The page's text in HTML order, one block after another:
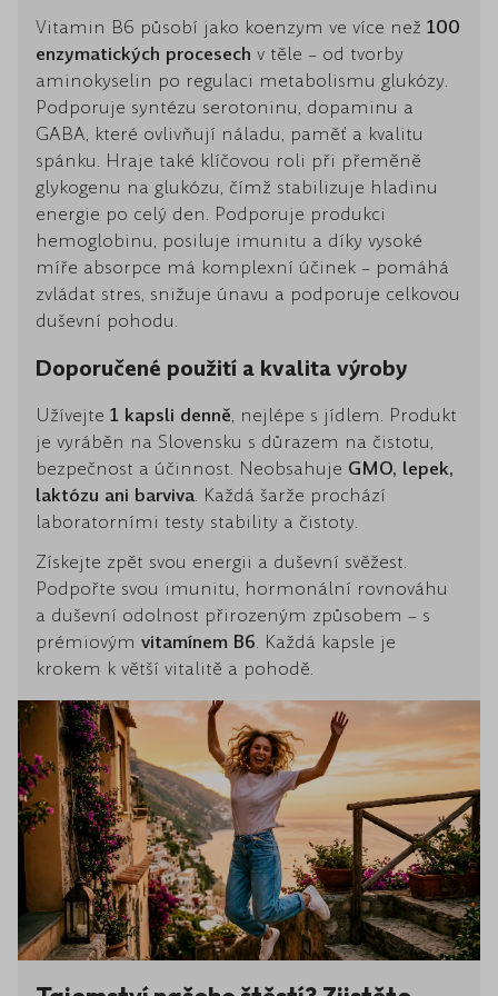
Vitamin B6 působí jako koenzym ve více než 100
enzymatických procesech v těle – od tvorby
aminokyselin po regulaci metabolismu glukózy.
Podporuje syntézu serotoninu, dopaminu a
GABA, které ovlivňují náladu, paměť a kvalitu
spánku. Hraje také klíčovou roli při přeměně
glykogenu na glukózu, čímž stabilizuje hladinu
energie po celý den. Podporuje produkci
hemoglobinu, posiluje imunitu a díky vysoké
míře absorpce má komplexní účinek – pomáhá
zvládat stres, snižuje únavu a podporuje celkovou
duševní pohodu.
Doporučené použití a kvalita výroby
Užívejte 1 kapsli denně, nejlépe s jídlem. Produkt
je vyráběn na Slovensku s důrazem na čistotu,
bezpečnost a účinnost. Neobsahuje GMO, lepek,
laktózu ani barviva. Každá šarže prochází
laboratorními testy stability a čistoty.
Získejte zpět svou energii a duševní svěžest.
Podpořte svou imunitu, hormonální rovnováhu
a duševní odolnost přirozeným způsobem – s
prémiovým vitamínem B6. Každá kapsle je
krokem k větší vitalitě a pohodě.